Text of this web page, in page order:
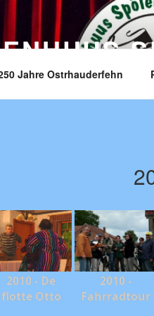
Jahre Ostrhauderfehn
2010 - De
flotte Otto
2010 -
Fahrradtour